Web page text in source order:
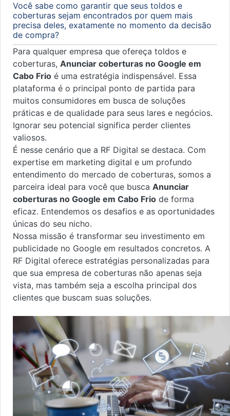
Você sabe como garantir que seus toldos e
coberturas sejam encontrados por quem mais
precisa deles, exatamente no momento da decisão
de compra?
Para qualquer empresa que ofereça toldos e
coberturas, Anunciar coberturas no Google em
Cabo Frio é uma estratégia indispensável. Essa
plataforma é o principal ponto de partida para
muitos consumidores em busca de soluções
práticas e de qualidade para seus lares e negócios.
Ignorar seu potencial significa perder clientes
valiosos.
É nesse cenário que a RF Digital se destaca. Com
expertise em marketing digital e um profundo
entendimento do mercado de coberturas, somos a
parceira ideal para você que busca Anunciar
coberturas no Google em Cabo Frio de forma
eficaz. Entendemos os desafios e as oportunidades
únicas do seu nicho.
Nossa missão é transformar seu investimento em
publicidade no Google em resultados concretos. A
RF Digital oferece estratégias personalizadas para
que sua empresa de coberturas não apenas seja
vista, mas também seja a escolha principal dos
clientes que buscam suas soluções.